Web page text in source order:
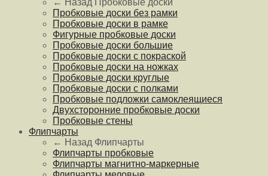
Пробковые доски без рамки
Пробковые доски в рамке
Фигурные пробковые доски
Пробковые доски большие
Пробковые доски с покраской
Пробковые доски на ножках
Пробковые доски круглые
Пробковые доски с полками
Пробковые подложки самоклеящиеся
Двухсторонние пробковые доски
Пробковые стены
Флипчарты
← Назад Флипчарты
Флипчарты пробковые
Флипчарты магнитно-маркерные